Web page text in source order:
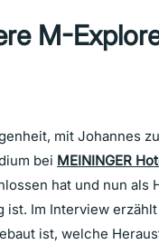
M-
mit Johannes
bei MEININGER
hat und nun als
ist. Im Interview
ist, welche